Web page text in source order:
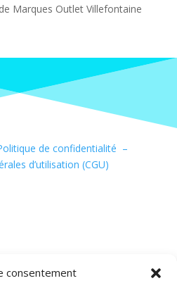
consentement
Marques Outlet Villefontaine
de confidentialité –
d’utilisation (CGU)